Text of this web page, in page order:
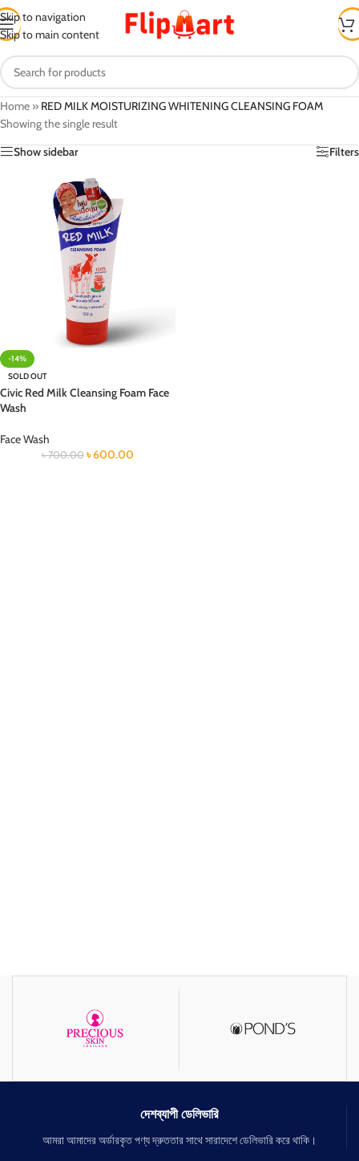
Skip to navigation
Skip to main content
Home » RED MILK MOISTURIZING WHITENING CLEANSING FOAM
Showing the single result
Show sidebar
Filters
-14%
SOLD OUT
Civic Red Milk Cleansing Foam Face
Wash
Face Wash
৳700.00 ৳600.00
দেশব্যাপী ডেলিভারি
আমরা আমাদের অর্ডারকৃত পণ্য দ্রুততার সাথে সারাদেশে ডেলিভারি করে থাকি।